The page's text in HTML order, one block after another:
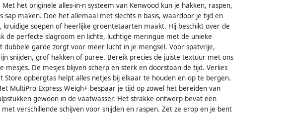
het originele alles-in-n systeem van Kenwood kun je hakken, raspen,
sap maken. Doe het allemaal met slechts n basis, waardoor je tijd en
soepen of heerlijke groentetaarten maakt. Hij beschikt over de
de perfecte slagroom en lichte, luchtige meringue met de unieke
garde zorgt voor meer lucht in je mengsel. Voor spatvrije,
snijden, grof hakken of puree. Bereik precies de juiste textuur met ons
mesjes. De mesjes blijven scherp en sterk en doorstaan de tijd. Verlies
opbergtas helpt alles netjes bij elkaar te houden en op te bergen.
MultiPro Express Weigh+ bespaar je tijd op zowel het bereiden van
gewoon in de vaatwasser. Het strakke ontwerp bevat een
verschillende schijven voor snijden en raspen. Zet ze erop en je bent